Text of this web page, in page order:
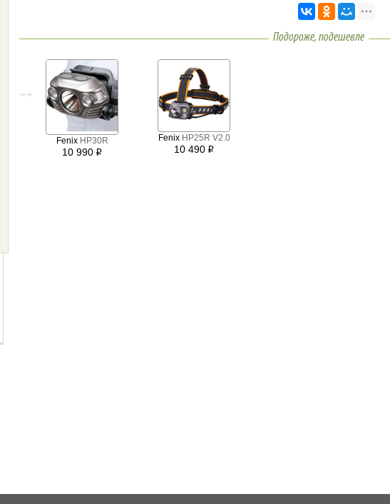
Подороже, подешевле
Fenix HP30R
10 990 i
Fenix HP25R V2.0
10 490 i